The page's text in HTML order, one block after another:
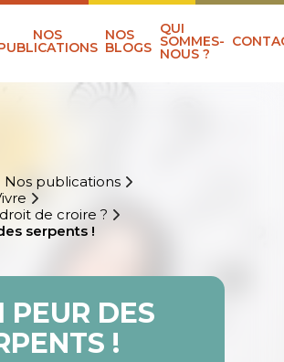
NOS NOS
BLOGS
QUI
SOMMES-
NOUS ?
Nos publications
de croire ?
serpents !
PEUR DES
!